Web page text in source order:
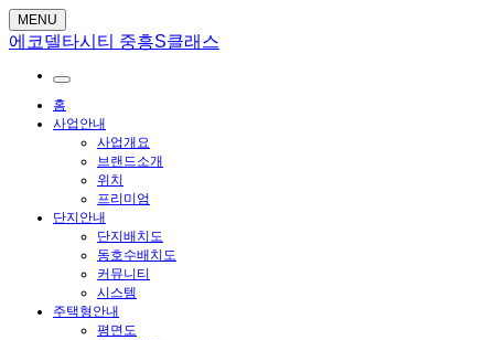
MENU
에코델타시티 중흥S클래스
홈
사업안내
사업개요
브랜드소개
위치
프리미엄
단지안내
단지배치도
동호수배치도
커뮤니티
시스템
주택형안내
평면도